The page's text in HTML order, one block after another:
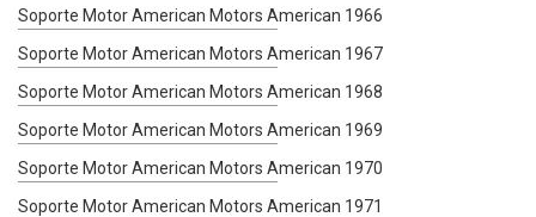
Soporte Motor American Motors American 1966
Soporte Motor American Motors American 1967
Soporte Motor American Motors American 1968
Soporte Motor American Motors American 1969
Soporte Motor American Motors American 1970
Soporte Motor American Motors American 1971